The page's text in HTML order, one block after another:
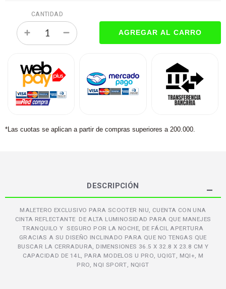
CANTIDAD
*Las cuotas se aplican a partir de compras superiores a 200.000.
DESCRIPCIÓN
MALETERO EXCLUSIVO PARA SCOOTER NIU, CUENTA CON UNA
CINTA REFLECTANTE DE ALTA LUMINOSIDAD PARA QUE MANEJES
TRANQUILO Y SEGURO POR LA NOCHE, DE FÁCIL APERTURA
GRACIAS A SU DISEÑO INCLINADO PARA QUE NO TENGAS QUE
BUSCAR LA CERRADURA, DIMENSIONES 36.5 X 32.8 X 23.8 CM Y
CAPACIDAD DE 14L, PARA MODELOS U PRO, UQIGT, MQI+, M
PRO, NQI SPORT, NQIGT